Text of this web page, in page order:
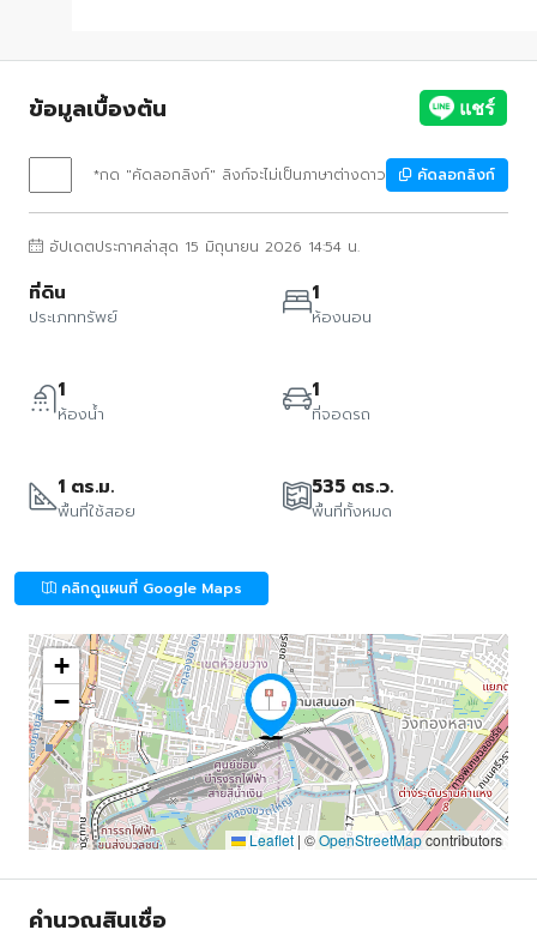
ข้อมูลเบื้องต้น
*กด "คัดลอกลิงก์" ลิงก์จะไม่เป็นภาษาต่างดาว คัดลอกลิงก์
อัปเดตประกาศล่าสุด 15 มิถุนายน 2026 14:54 น.
ที่ดิน
ประเภททรัพย์
1
ห้องนอน
1
ห้องน้ำ
1
ที่จอดรถ
1 ตร.ม.
พื้นที่ใช้สอย
535 ตร.ว.
พื้นที่ทั้งหมด
คลิกดูแผนที่ Google Maps
+
−
Leaflet | ©OpenStreetMapcontributors
คำนวณสินเชื่อ